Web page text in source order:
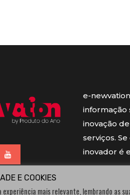
e-
informação
inovação
serviços.
inovador é
E COOKIES
mais relevante, lembrando as